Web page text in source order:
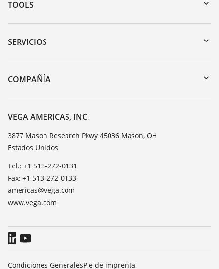
TOOLS
Zona de descarga
Búsqueda por número de serie
DTM Collection/PACTware
SERVICIOS
Devolución de instrumentos
Cursos de formacion
Lista de resistencias
TeamViewer
COMPAÑÍA
Acerca de VEGA
Contacto
Notícias
Prensa
Blog
VEGA AMERICAS, INC.
3877 Mason Research Pkwy 45036 Mason, OH
Estados Unidos
Tel.: +1 513-272-0131
Fax: +1 513-272-0133
americas@vega.com
www.vega.com
Condiciones GeneralesPie de imprenta